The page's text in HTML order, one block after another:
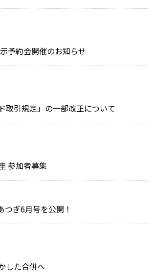
予約会開催のお知らせ
取引規定」の一部改正について
参加者募集
つぎ6月号を公開！
した合併へ